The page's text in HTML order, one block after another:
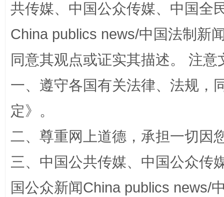
扯下公款旅游的“隐身衣”
共传媒、中国公众传媒、中国全
China publics news/中国法制新
同意其观点或证实其描述。 注
一、遵守各国有关法律、法规，
定》。
二、尊重网上道德，承担一切因
三、中国公共传媒、中国公众传
国公众新闻China publics news/